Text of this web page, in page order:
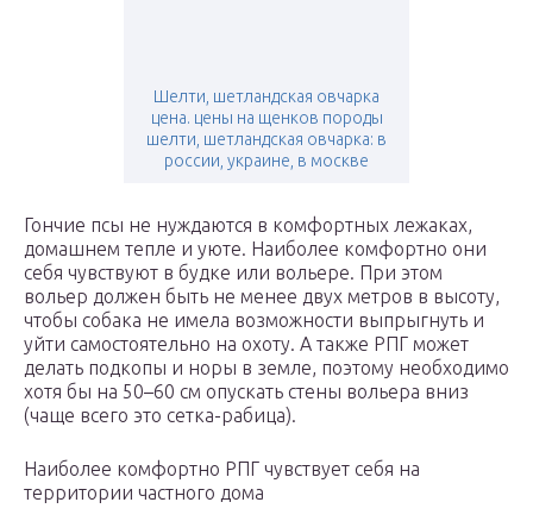
Шелти, шетландская овчарка
цена. цены на щенков породы
шелти, шетландская овчарка: в
россии, украине, в москве
Гончие псы не нуждаются в комфортных лежаках,
домашнем тепле и уюте. Наиболее комфортно они
себя чувствуют в будке или вольере. При этом
вольер должен быть не менее двух метров в высоту,
чтобы собака не имела возможности выпрыгнуть и
уйти самостоятельно на охоту. А также РПГ может
делать подкопы и норы в земле, поэтому необходимо
хотя бы на 50–60 см опускать стены вольера вниз
(чаще всего это сетка-рабица).
Наиболее комфортно РПГ чувствует себя на
территории частного дома